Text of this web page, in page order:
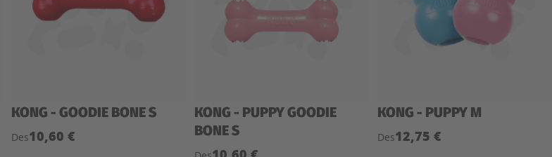
KONG - GOODIE BONE S
Des10,60 €
KONG - PUPPY GOODIE
BONE S
KONG - PUPPY M
Des12,75 €